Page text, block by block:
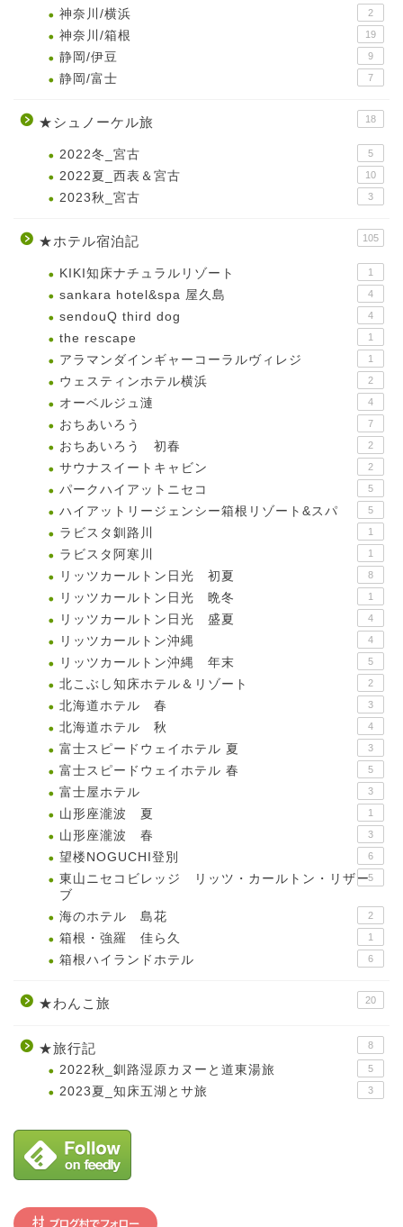
神奈川/横浜 2
神奈川/箱根 19
静岡/伊豆 9
静岡/富士 7
★シュノーケル旅 18
2022冬_宮古 5
2022夏_西表＆宮古 10
2023秋_宮古 3
★ホテル宿泊記 105
KIKI知床ナチュラルリゾート 1
sankara hotel&spa 屋久島 4
sendouQ third dog 4
the rescape 1
アラマンダインギャーコーラルヴィレジ 1
ウェスティンホテル横浜 2
オーベルジュ漣 4
おちあいろう 7
おちあいろう 初春 2
サウナスイートキャビン 2
パークハイアットニセコ 5
ハイアットリージェンシー箱根リゾート&スパ 5
ラビスタ釧路川 1
ラビスタ阿寒川 1
リッツカールトン日光 初夏 8
リッツカールトン日光 晩冬 1
リッツカールトン日光 盛夏 4
リッツカールトン沖縄 4
リッツカールトン沖縄 年末 5
北こぶし知床ホテル＆リゾート 2
北海道ホテル 春 3
北海道ホテル 秋 4
富士スピードウェイホテル 夏 3
富士スピードウェイホテル 春 5
富士屋ホテル 3
山形座瀧波 夏 1
山形座瀧波 春 3
望楼NOGUCHI登別 6
東山ニセコビレッジ リッツ・カールトン・リザー
ブ
5
海のホテル 島花 2
箱根・強羅 佳ら久 1
箱根ハイランドホテル 6
★わんこ旅 20
★旅行記 8
2022秋_釧路湿原カヌーと道東湯旅 5
2023夏_知床五湖とサ旅 3